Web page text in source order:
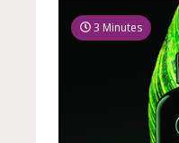
3 Minutes